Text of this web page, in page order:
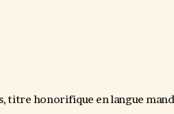
titre honorifique en langue